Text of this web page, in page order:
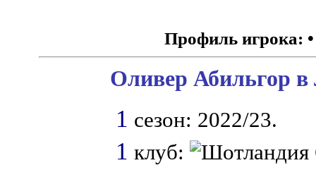
Профиль игрока:
Оливер Абильгор в
1 сезон: 2022/23.
1 клуб: